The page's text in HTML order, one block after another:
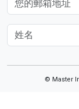
© Master